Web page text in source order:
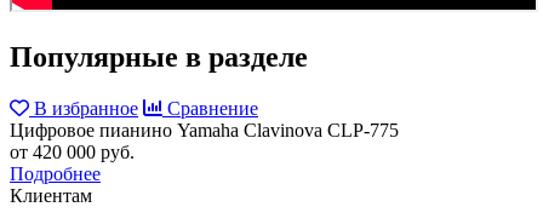
Популярные в разделе
В избранное
Сравнение
Цифровое пианино Yamaha Clavinova CLP-775
от 420 000 руб.
Подробнее
Клиентам